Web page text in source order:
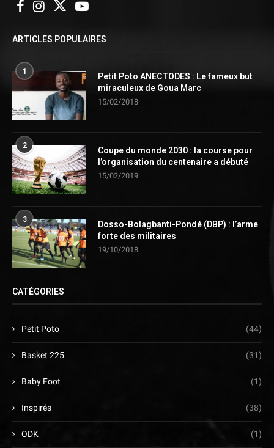
ARTICLES POPULAIRES
1
Petit Poto ANECTODES : Le fameux but
miraculeux de Goua Marc
15/02/2018
2
Coupe du monde 2030 : la course pour
l’organisation du centenaire a débuté
15/02/2019
3
Dosso-Bolagbanti-Pondé (DBP) : l’arme
forte des militaires
19/10/2018
CATÉGORIES
Petit Poto (44)
Basket 225 (31)
Baby Foot (1)
Inspirés (38)
ODK (1)